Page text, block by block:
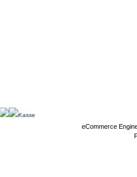
Kasse
eCommerce